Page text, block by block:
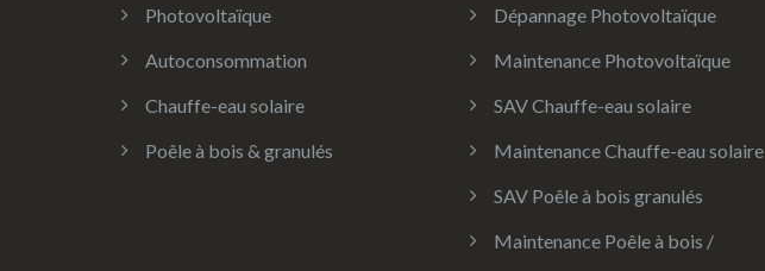
Photovoltaïque
Autoconsommation
Chauffe-eau solaire
Poêle à bois & granulés
Dépannage Photovoltaïque
Maintenance Photovoltaïque
SAV Chauffe-eau solaire
Maintenance Chauffe-eau solaire
SAV Poêle à bois granulés
Maintenance Poêle à bois /